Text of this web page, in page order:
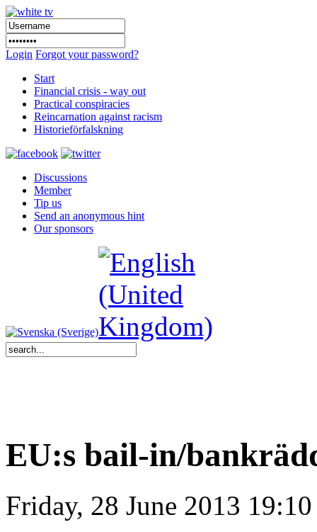
Login Forgot your password?
Start
Financial crisis - way out
Practical conspiracies
Reincarnation against racism
Historieförfalskning
Discussions
Member
Tip us
Send an anonymous hint
Our sponsors
EU:s bail-in/
Friday, 28 June 2013 19:10